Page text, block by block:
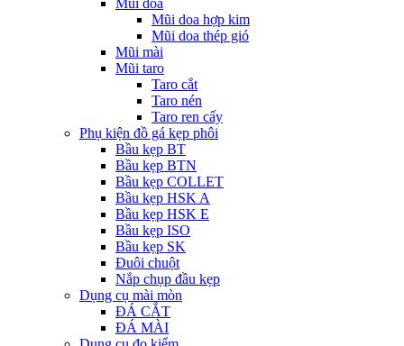
Mũi doa
Mũi doa hợp kim
Mũi doa thép gió
Mũi mài
Mũi taro
Taro cắt
Taro nén
Taro ren cấy
Phụ kiện đồ gá kẹp phôi
Bầu kẹp BT
Bầu kẹp BTN
Bầu kẹp COLLET
Bầu kẹp HSK A
Bầu kẹp HSK E
Bầu kẹp ISO
Bầu kẹp SK
Đuôi chuột
Nắp chụp đầu kẹp
Dụng cụ mài mòn
ĐÁ CẮT
ĐÁ MÀI